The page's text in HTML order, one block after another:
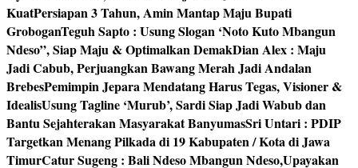
KuatPersiapan 3 Tahun, Amin Mantap Maju Bupati
GroboganTeguh Sapto : Usung Slogan ‘Noto Kuto Mbangun
Ndeso”, Siap Maju & Optimalkan DemakDian Alex : Maju
Jadi Cabub, Perjuangkan Bawang Merah Jadi Andalan
BrebesPemimpin Jepara Mendatang Harus Tegas, Visioner &
IdealisUsung Tagline ‘Murub’, Sardi Siap Jadi Wabub dan
Bantu Sejahterakan Masyarakat BanyumasSri Untari : PDIP
Targetkan Menang Pilkada di 19 Kabupaten / Kota di Jawa
TimurCatur Sugeng : Bali Ndeso Mbangun Ndeso,Upayakan